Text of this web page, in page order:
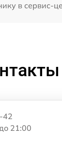
в сервис-
42
21:00